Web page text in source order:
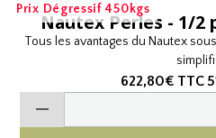
Prix Dégressif 450kgs
Nautex Perles - 1/2
Tous les avantages du Nautex
622,80€ TTC